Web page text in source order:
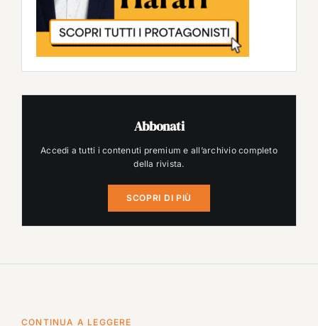
Abbonati
Accedi a tutti i contenuti premium e all’archivio completo
della rivista.
SCOPRI DI PIÙ
CONTINUA A LEGGERE